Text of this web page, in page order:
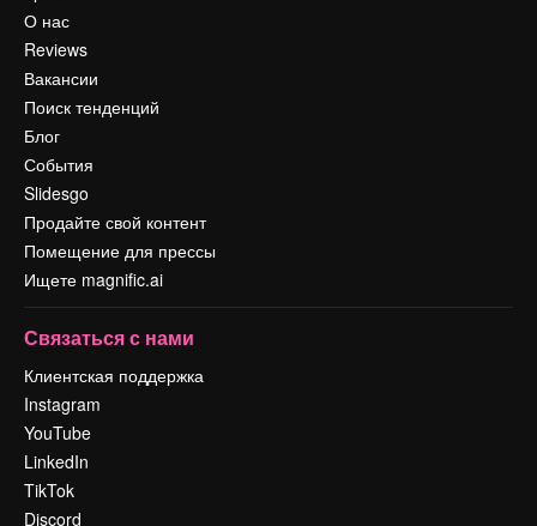
О нас
Reviews
Вакансии
Поиск тенденций
Блог
События
Slidesgo
Продайте свой контент
Помещение для прессы
Ищете magnific.ai
Связаться с нами
Клиентская поддержка
Instagram
YouTube
LinkedIn
TikTok
Discord